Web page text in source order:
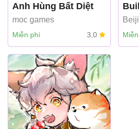
Anh Hùng Bất Diệt
moc games
Miễn phí 3,0